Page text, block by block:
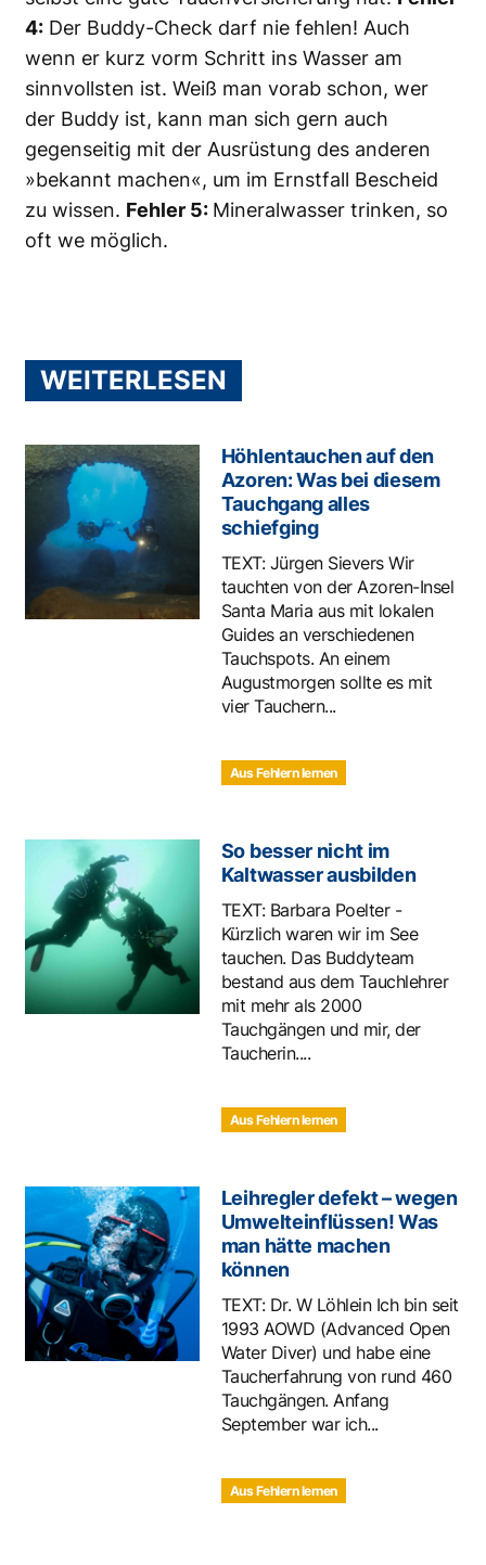
4: Der Buddy-Check darf nie fehlen! Auch
wenn er kurz vorm Schritt ins Wasser am
sinnvollsten ist. Weiß man vorab schon, wer
der Buddy ist, kann man sich gern auch
gegenseitig mit der Ausrüstung des anderen
»bekannt machen«, um im Ernstfall Bescheid
zu wissen. Fehler 5: Mineralwasser trinken, so
oft we möglich.
WEITERLESEN
Höhlentauchen auf den
Azoren: Was bei diesem
Tauchgang alles
schiefging
TEXT: Jürgen Sievers Wir
tauchten von der Azoren-Insel
Santa Maria aus mit lokalen
Guides an verschiedenen
Tauchspots. An einem
Augustmorgen sollte es mit
vier Tauchern...
Aus Fehlern lernen
So besser nicht im
Kaltwasser ausbilden
TEXT: Barbara Poelter -
Kürzlich waren wir im See
tauchen. Das Buddyteam
bestand aus dem Tauchlehrer
mit mehr als 2000
Tauchgängen und mir, der
Taucherin....
Aus Fehlern lernen
Leihregler defekt – wegen
Umwelteinflüssen! Was
man hätte machen
können
TEXT: Dr. W Löhlein Ich bin seit
1993 AOWD (Advanced Open
Water Diver) und habe eine
Taucherfahrung von rund 460
Tauchgängen. Anfang
September war ich...
Aus Fehlern lernen